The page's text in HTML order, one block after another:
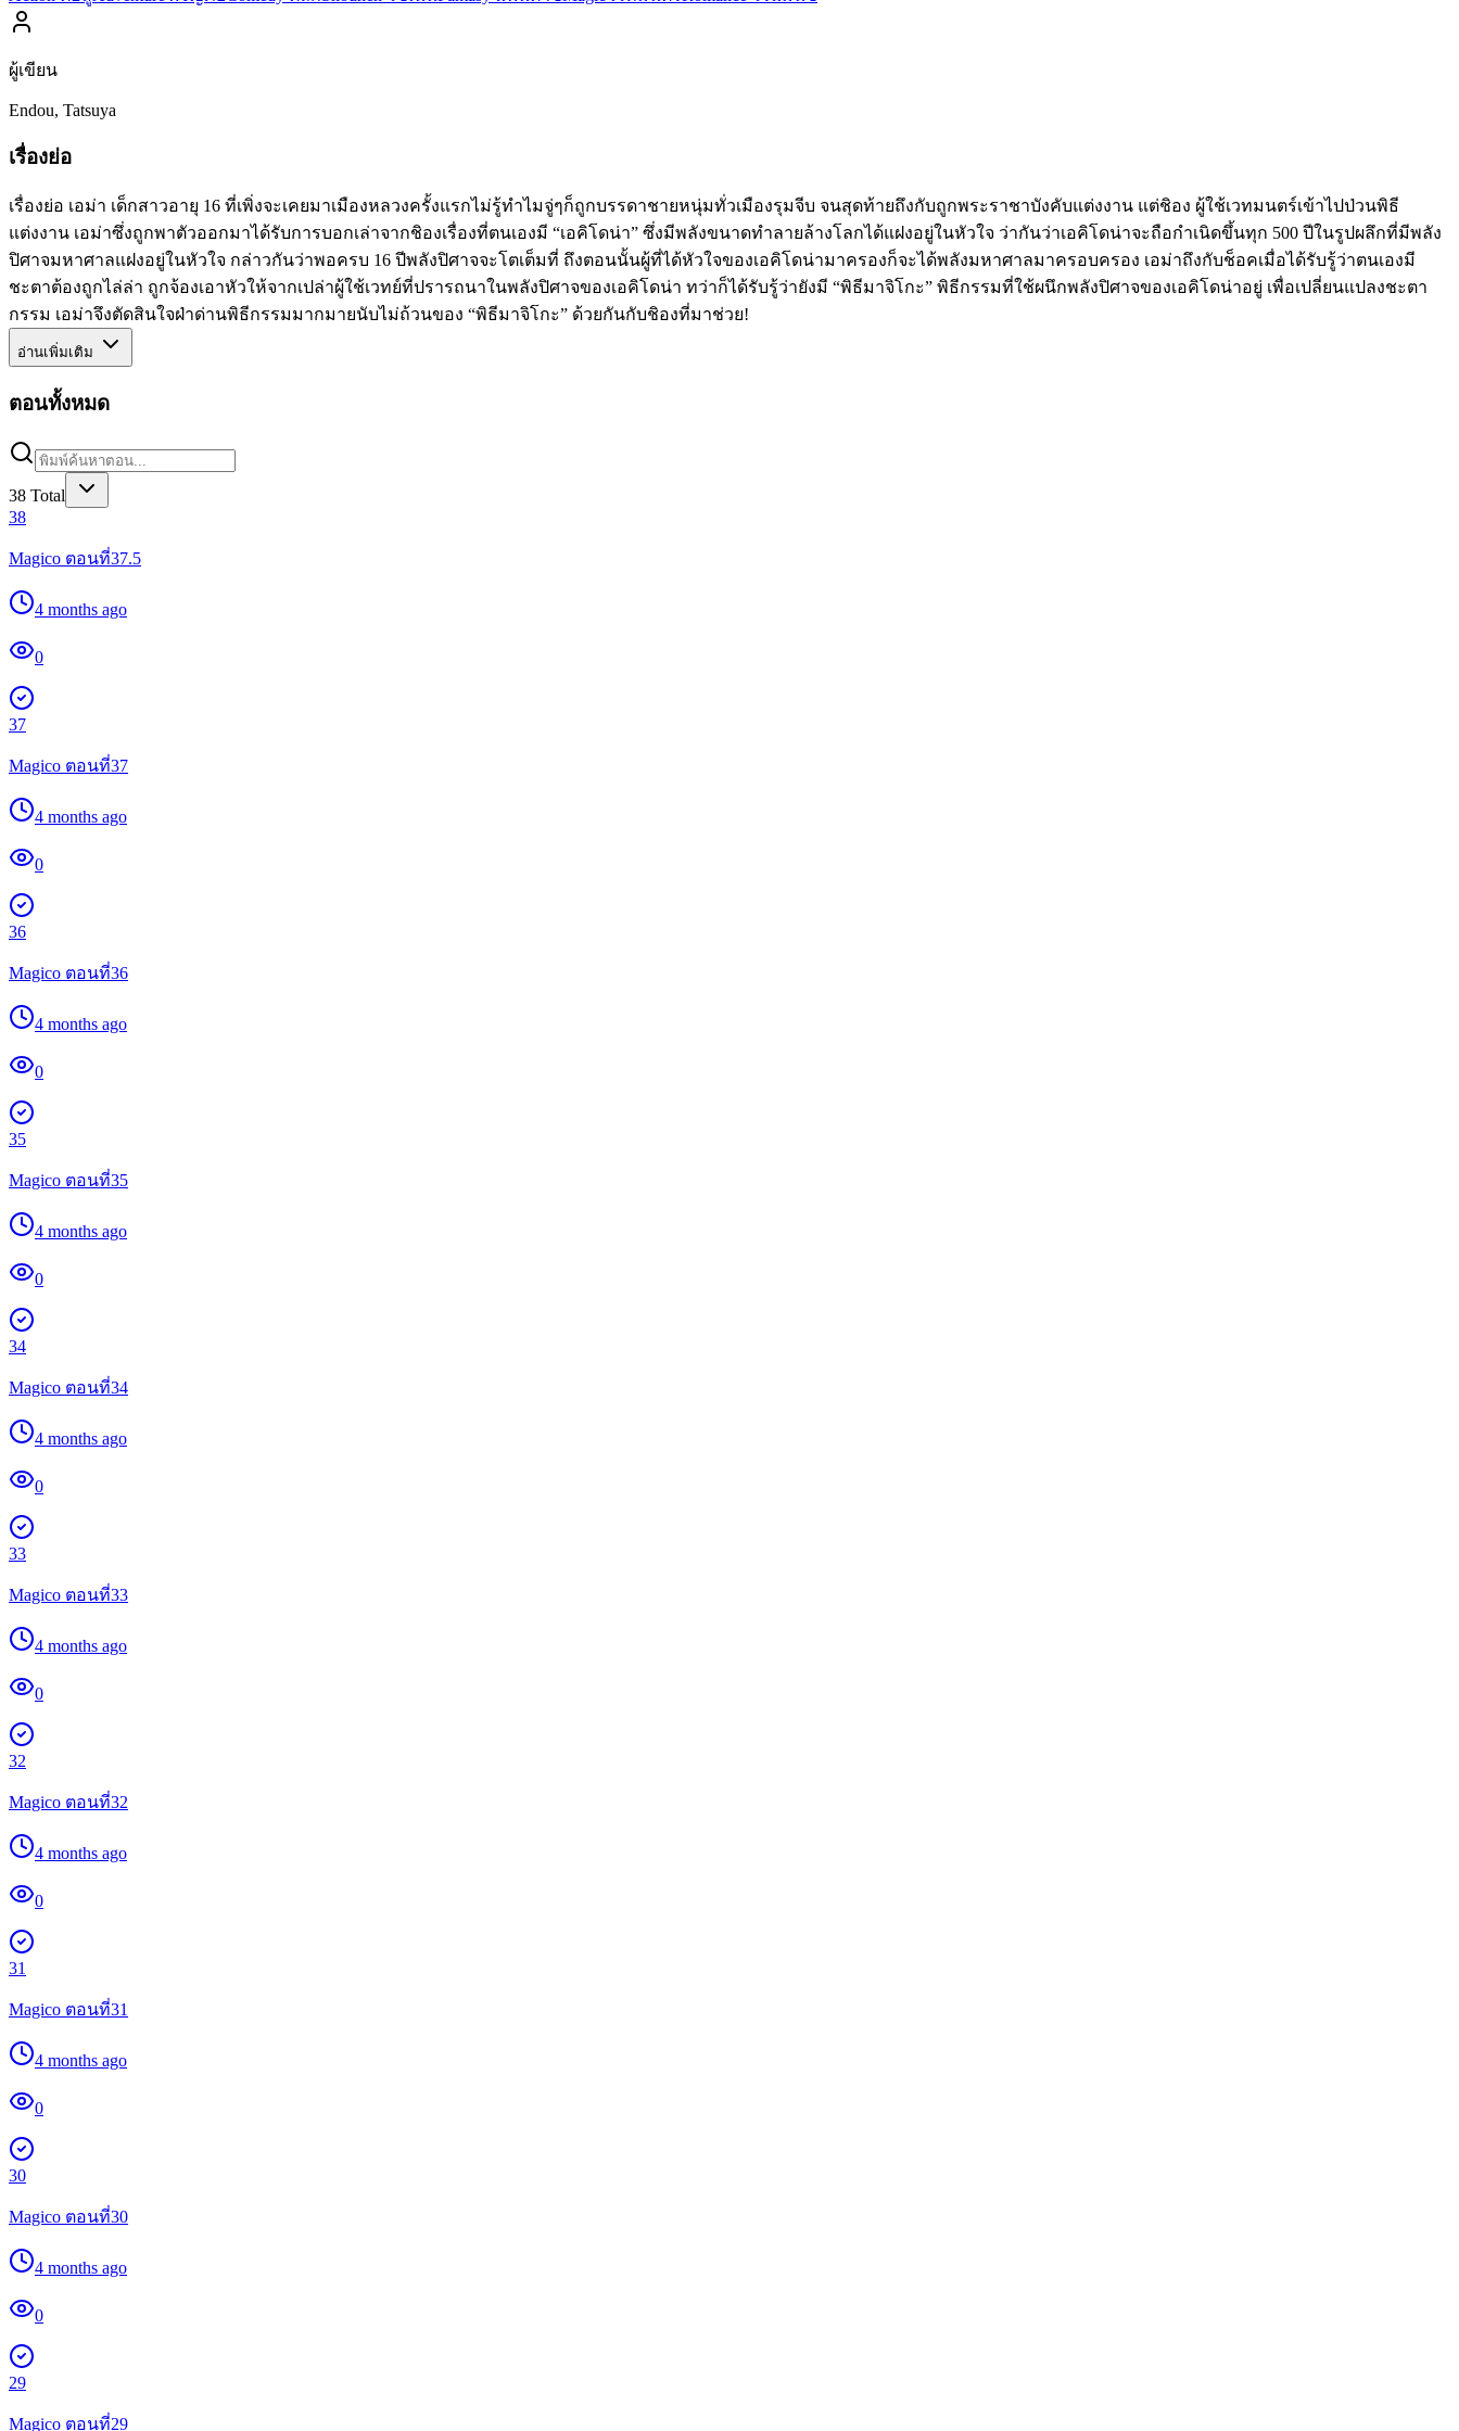
ผู้เขียน
Endou, Tatsuya
เรื่องย่อ
เรื่องย่อ เอม่า เด็กสาวอายุ 16 ที่เพิ่งจะเคยมาเมืองหลวงครั้งแรกไม่รู้ทำไมจู่ๆก็ถูกบรรดาชายหนุ่มทั่วเมืองรุมจีบ จนสุดท้ายถึงกับถูกพระราชาบังคับแต่งงาน แต่ชิอง ผู้ใช้เวทมนตร์เข้าไปป่วนพิธี
แต่งงาน เอม่าซึ่งถูกพาตัวออกมาได้รับการบอกเล่าจากชิองเรื่องที่ตนเองมี “เอคิโดน่า” ซึ่งมีพลังขนาดทำลายล้างโลกได้แฝงอยู่ในหัวใจ ว่ากันว่าเอคิโดน่าจะถือกำเนิดขึ้นทุก 500 ปีในรูปผลึกที่มีพลัง
ปิศาจมหาศาลแฝงอยู่ในหัวใจ กล่าวกันว่าพอครบ 16 ปีพลังปิศาจจะโตเต็มที่ ถึงตอนนั้นผู้ที่ได้หัวใจของเอคิโดน่ามาครองก็จะได้พลังมหาศาลมาครอบครอง เอม่าถึงกับช็อคเมื่อได้รับรู้ว่าตนเองมี
ชะตาต้องถูกไล่ล่า ถูกจ้องเอาหัวให้จากเปล่าผู้ใช้เวทย์ที่ปรารถนาในพลังปิศาจของเอคิโดน่า ทว่าก็ได้รับรู้ว่ายังมี “พิธีมาจิโกะ” พิธีกรรมที่ใช้ผนึกพลังปิศาจของเอคิโดน่าอยู่ เพื่อเปลี่ยนแปลงชะตา
กรรม เอม่าจึงตัดสินใจฝ่าด่านพิธีกรรมมากมายนับไม่ถ้วนของ “พิธีมาจิโกะ” ด้วยกันกับชิองที่มาช่วย!
อ่านเพิ่มเติม
ตอนทั้งหมด
38 Total
38
Magico ตอนที่37.5
4 months ago
0
37
Magico ตอนที่37
4 months ago
0
36
Magico ตอนที่36
4 months ago
0
35
Magico ตอนที่35
4 months ago
0
34
Magico ตอนที่34
4 months ago
0
33
Magico ตอนที่33
4 months ago
0
32
Magico ตอนที่32
4 months ago
0
31
Magico ตอนที่31
4 months ago
0
30
Magico ตอนที่30
4 months ago
0
29
Magico ตอนที่29